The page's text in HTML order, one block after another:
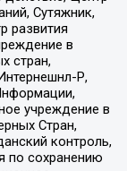
Сутяжник,
в
стран,
Р,
учреждение в
Стран,
контроль,
по сохранению